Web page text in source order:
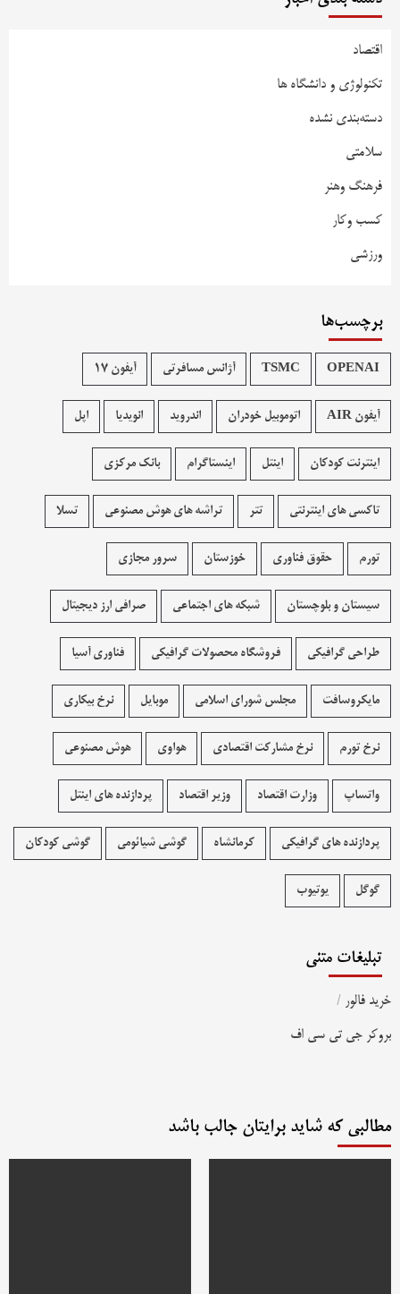
اقتصاد
تکنولوژی و دانشگاه ها
دسته‌بندی نشده
سلامتی
فرهنگ وهنر
کسب وکار
ورزشی
برچسب‌ها
OPENAI
TSMC آژانس مسافرتی آیفون 17
آیفون AIR اتوموبیل خودران اندروید انویدیا اپل
اینترنت کودکان اینتل اینستاگرام بانک مرکزی
تاکسی های اینترنتی تتر تراشه های هوش مصنوعی تسلا
تورم حقوق فناوری خوزستان سرور مجازی
سیستان و بلوچستان شبکه های اجتماعی صرافی ارز دیجیتال
طراحی گرافیکی فروشگاه محصولات گرافيکی فناوری آسیا
مایکروسافت مجلس شورای اسلامی موبایل نرخ بیکاری
نرخ تورم نرخ مشارکت اقتصادی هواوی هوش مصنوعی
واتساپ وزارت اقتصاد وزیر اقتصاد پردازنده های اینتل
پردازنده های گرافیکی کرمانشاه گوشی شیائومی گوشی کودکان
گوگل یوتیوب
تبلیغات متنی
خرید فالور /
بروکر جی تی سی اف
مطالبی که شاید برایتان جالب باشد